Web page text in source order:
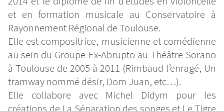
et en formation musicale au Conservatoire à
Rayonnement Régional de Toulouse.
Elle est compositrice, musicienne et comédienne
au sein du Groupe Ex-Abrupto au Théâtre Sorano
à Toulouse de 2005 à 2011 (Rimbaud l’enragé, Un
tramway nommé désir, Dom Juan, etc…).
Elle collabore avec Michel Didym pour les